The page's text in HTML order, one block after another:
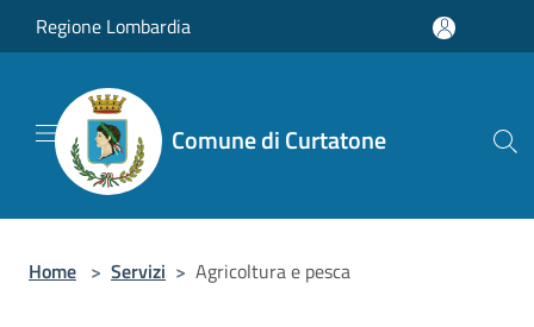
Salta al contenuto principale
Regione Lombardia
Comune di Curtatone
Home > Servizi > Agricoltura e pesca